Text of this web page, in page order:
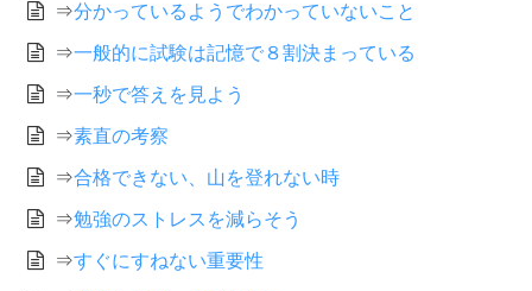
⇒分かっているようでわかっていないこと
⇒一般的に試験は記憶で８割決まっている
⇒一秒で答えを見よう
⇒素直の考察
⇒合格できない、山を登れない時
⇒勉強のストレスを減らそう
⇒すぐにすねない重要性